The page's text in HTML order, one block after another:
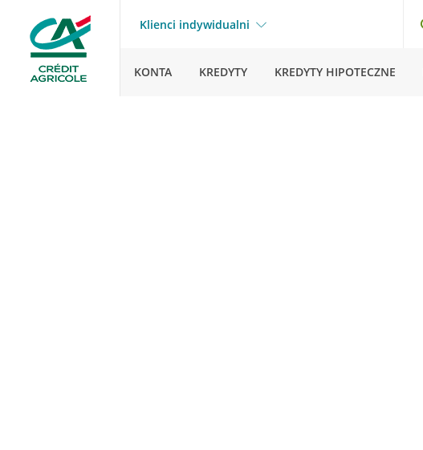
Klienci indywidualni
KONTA KREDYTY KREDYTY HIPOTECZNE